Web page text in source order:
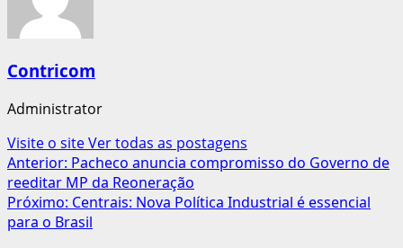
Contricom
Administrator
Visite o siteVer todas as postagens
Navegação
de
artigos
Anterior: Pacheco anuncia compromisso do Governo de
reeditar MP da Reoneração
Próximo: Centrais: Nova Política Industrial é essencial
para o Brasil